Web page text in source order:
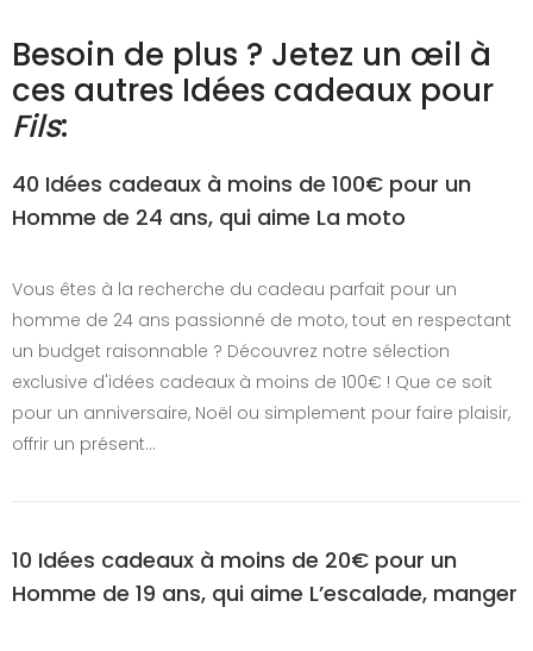
Besoin de plus ? Jetez un œil à
ces autres Idées cadeaux pour
Fils:
40 Idées cadeaux à moins de 100€ pour un
Homme de 24 ans, qui aime La moto
Vous êtes à la recherche du cadeau parfait pour un
homme de 24 ans passionné de moto, tout en respectant
un budget raisonnable ? Découvrez notre sélection
exclusive d'idées cadeaux à moins de 100€ ! Que ce soit
pour un anniversaire, Noël ou simplement pour faire plaisir,
offrir un présent…
10 Idées cadeaux à moins de 20€ pour un
Homme de 19 ans, qui aime L’escalade, manger